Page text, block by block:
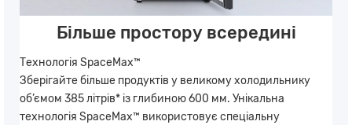
Більше простору всередині
Технологія SpaceMax™
Зберігайте більше продуктів у великому холодильнику
об’ємом 385 літрів* із глибиною 600 мм. Унікальна
технологія SpaceMax™ використовує спеціальну